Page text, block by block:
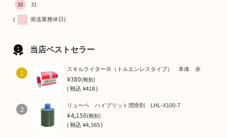
30
31
( 発送業務休日)
当店ベストセラー
1 スキルライターⅢ（トルエンレスタイプ） 本体 赤
¥380(税別)
(税込¥418 )
2 リューベ ハイブリット潤滑剤 LHL-X100-7
¥4,150(税別)
(税込¥4,565 )